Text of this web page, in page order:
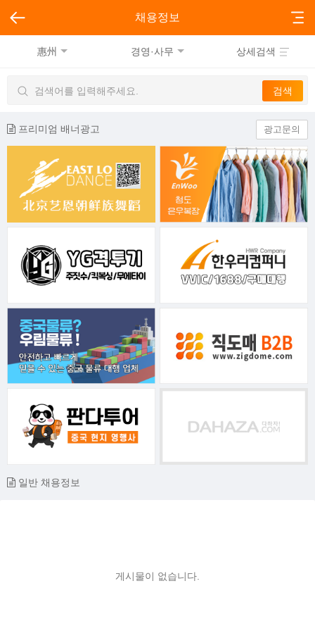
채용정보
惠州 경영·사무 상세검색
프리미엄 배너광고 광고문의
일반 채용정보
게시물이 없습니다.